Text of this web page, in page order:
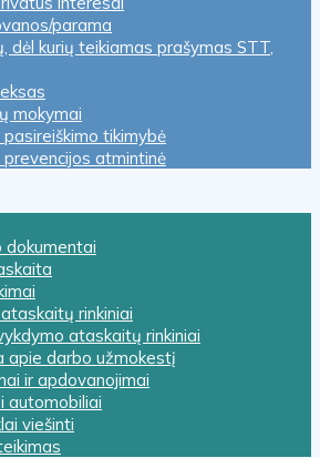
parama
dėl kurių teikiamas prašymas STT,
mokymai
pasireiškimo tikimybė
prevencijos atmintinė
dokumentai
rinkiniai
ataskaitų rinkiniai
apie darbo užmokestį
ir apdovanojimai
automobiliai
viešinti